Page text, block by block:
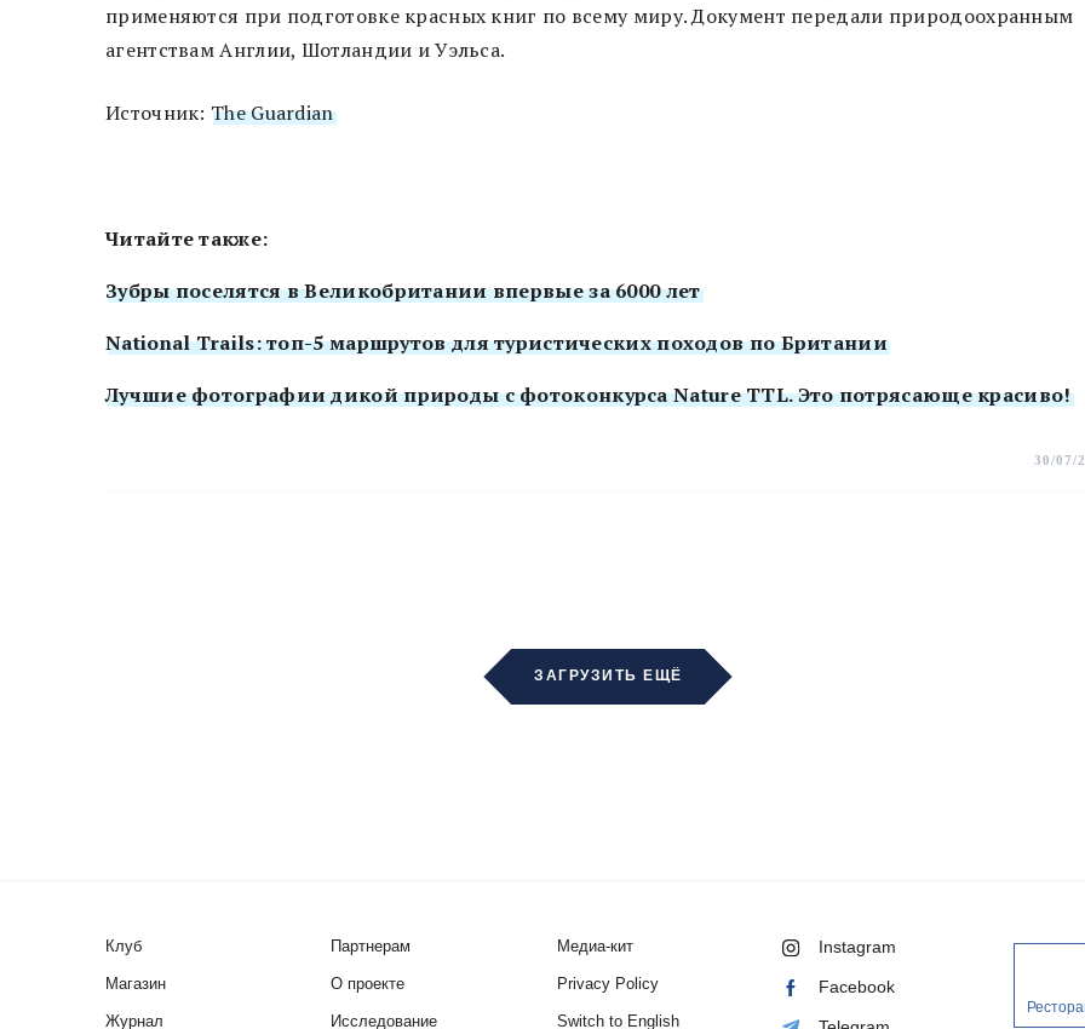
применяются при подготовке красных книг по всему миру. Документ передали природоохранным
агентствам Англии, Шотландии и Уэльса.
Источник: The Guardian
Читайте также:
Зубры поселятся в Великобритании впервые за 6000 лет
National Trails: топ-5 маршрутов для туристических походов по Британии
Лучшие фотографии дикой природы с фотоконкурса Nature TTL. Это потрясающе красиво!
30/07/
ЗАГРУЗИТЬ ЕЩЁ
Клуб
Магазин
Журнал
Партнерам
О проекте
Исследование
Медиа-кит
Privacy Policy
Switch to English
Instagram
Facebook